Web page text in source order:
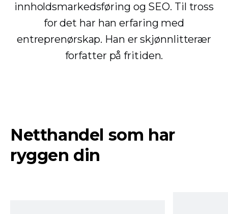
innholdsmarkedsføring og SEO. Til tross
for det har han erfaring med
entreprenørskap. Han er skjønnlitterær
forfatter på fritiden.
Netthandel som har
ryggen din